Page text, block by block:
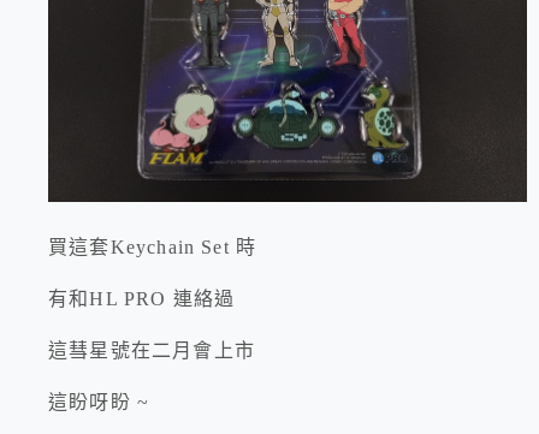
買這套Keychain Set 時
有和HL PRO 連絡過
這彗星號在二月會上市
這盼呀盼 ~